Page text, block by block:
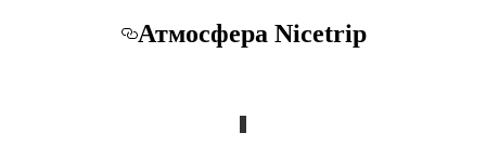
Атмосфера Nicetrip